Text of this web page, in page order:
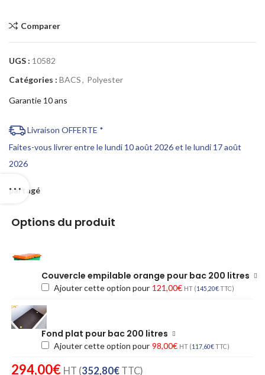
Comparer
UGS : 10582
Catégories : BACS, Polyester
Garantie 10 ans
Livraison OFFERTE *
Faites-vous livrer entre le lundi 10 août 2026 et le lundi 17 août
2026
partagé
Options du produit
Couvercle empilable orange pour bac 200 litres
Ajouter cette option pour 121,00€ HT (145,20€TTC)
Fond plat pour bac 200 litres
Ajouter cette option pour 98,00€ HT (117,60€TTC)
294,00€ HT (352,80€ TTC)